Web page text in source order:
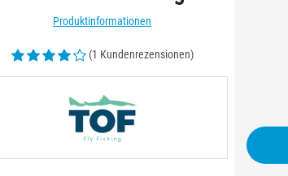
Produktinformationen
(1 Kundenrezensionen)